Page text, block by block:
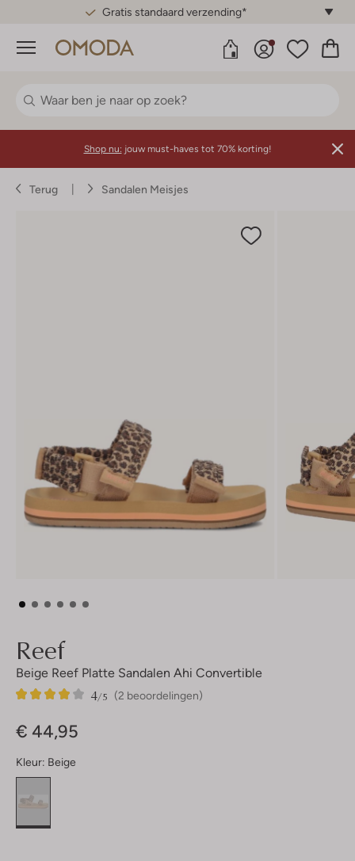
Gratis standaard verzending*
Menu
Shop nu: jouw must-haves tot 70% korting!
Terug Sandalen Meisjes
Reef
Beige Reef Platte Sandalen Ahi Convertible
(2 beoordelingen)
4/5
2
4
€ 44,95
Kleur: Beige